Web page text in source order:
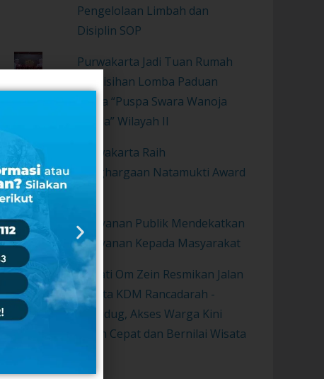
Pengelolaan Limbah dan
Disiplin SOP
Purwakarta Jadi Tuan Rumah
Penyisihan Lomba Paduan
Suara “Puspa Swara Wanoja
Sunda” Wilayah II
Purwakarta Raih
Penghargaan Natamukti Award
Pelayanan Publik Mendekatkan
Pelayanan Kepada Masyarakat
Bupati Om Zein Resmikan Jalan
Wisata KDM Rancadarah -
Gurudug, Akses Warga Kini
Lebih Cepat dan Bernilai Wisata